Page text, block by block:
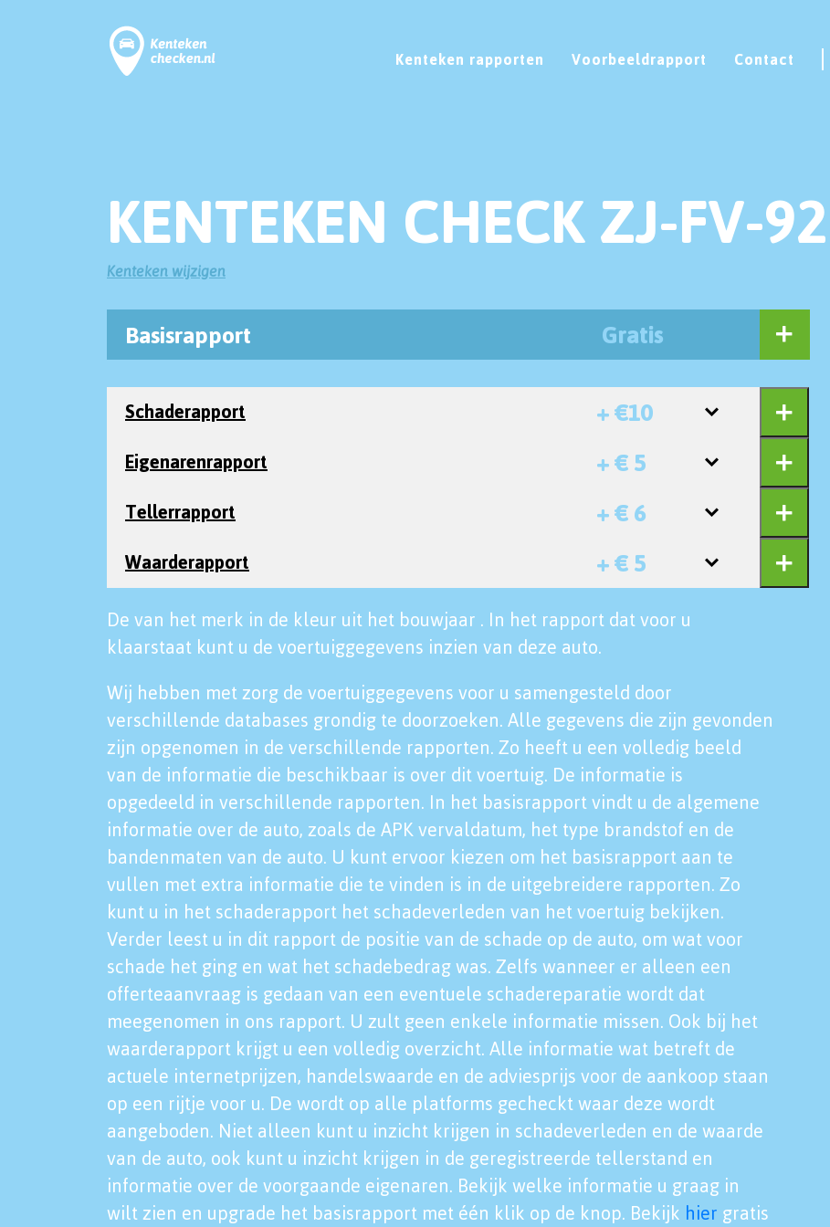
Kenteken rapporten Voorbeeldrapport Contact
KENTEKEN CHECK ZJ-FV-92
Kenteken wijzigen
Basisrapport Gratis
Schaderapport + €10
Eigenarenrapport + € 5
Tellerrapport + € 6
Waarderapport + € 5
De van het merk in de kleur uit het bouwjaar . In het rapport dat voor u
klaarstaat kunt u de voertuiggegevens inzien van deze auto.
Wij hebben met zorg de voertuiggegevens voor u samengesteld door
verschillende databases grondig te doorzoeken. Alle gegevens die zijn gevonden
zijn opgenomen in de verschillende rapporten. Zo heeft u een volledig beeld
van de informatie die beschikbaar is over dit voertuig. De informatie is
opgedeeld in verschillende rapporten. In het basisrapport vindt u de algemene
informatie over de auto, zoals de APK vervaldatum, het type brandstof en de
bandenmaten van de auto. U kunt ervoor kiezen om het basisrapport aan te
vullen met extra informatie die te vinden is in de uitgebreidere rapporten. Zo
kunt u in het schaderapport het schadeverleden van het voertuig bekijken.
Verder leest u in dit rapport de positie van de schade op de auto, om wat voor
schade het ging en wat het schadebedrag was. Zelfs wanneer er alleen een
offerteaanvraag is gedaan van een eventuele schadereparatie wordt dat
meegenomen in ons rapport. U zult geen enkele informatie missen. Ook bij het
waarderapport krijgt u een volledig overzicht. Alle informatie wat betreft de
actuele internetprijzen, handelswaarde en de adviesprijs voor de aankoop staan
op een rijtje voor u. De wordt op alle platforms gecheckt waar deze wordt
aangeboden. Niet alleen kunt u inzicht krijgen in schadeverleden en de waarde
van de auto, ook kunt u inzicht krijgen in de geregistreerde tellerstand en
informatie over de voorgaande eigenaren. Bekijk welke informatie u graag in
wilt zien en upgrade het basisrapport met één klik op de knop. Bekijk hier gratis